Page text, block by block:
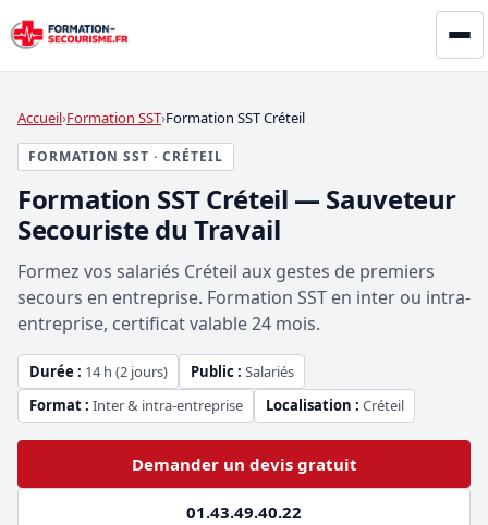
Accueil Formation SST Formation SST Créteil
FORMATION SST · CRÉTEIL
Formation SST Créteil — Sauveteur
Secouriste du Travail
Formez vos salariés Créteil aux gestes de premiers
secours en entreprise. Formation SST en inter ou intra-
entreprise, certificat valable 24 mois.
Durée : 14 h (2 jours) Public : Salariés
Format : Inter & intra-entreprise Localisation : Créteil
Demander un devis gratuit
01.43.49.40.22